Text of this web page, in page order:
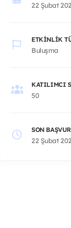
22 Şubat
ETKINLIK
Buluşma
KATILIMCI
50
SON
22 Şubat